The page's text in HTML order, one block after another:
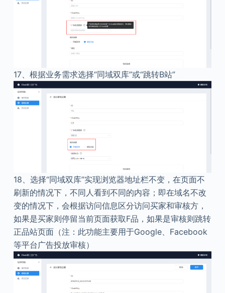
17、 根据业务需求选择“同域双库”或“跳转B站”
18、 选择“同域双库”实现浏览器地址栏不变，在页面不
刷新的情况下，不同人看到不同的内容；即在域名不改
变的情况下，会根据访问信息区分访问买家和审核方，
如果是买家则停留当前页面获取F品，如果是审核则跳转
正品站页面（注：此功能主要用于Google、Facebook
等平台广告投放审核）